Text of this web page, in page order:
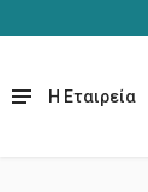
Η Εταιρεία